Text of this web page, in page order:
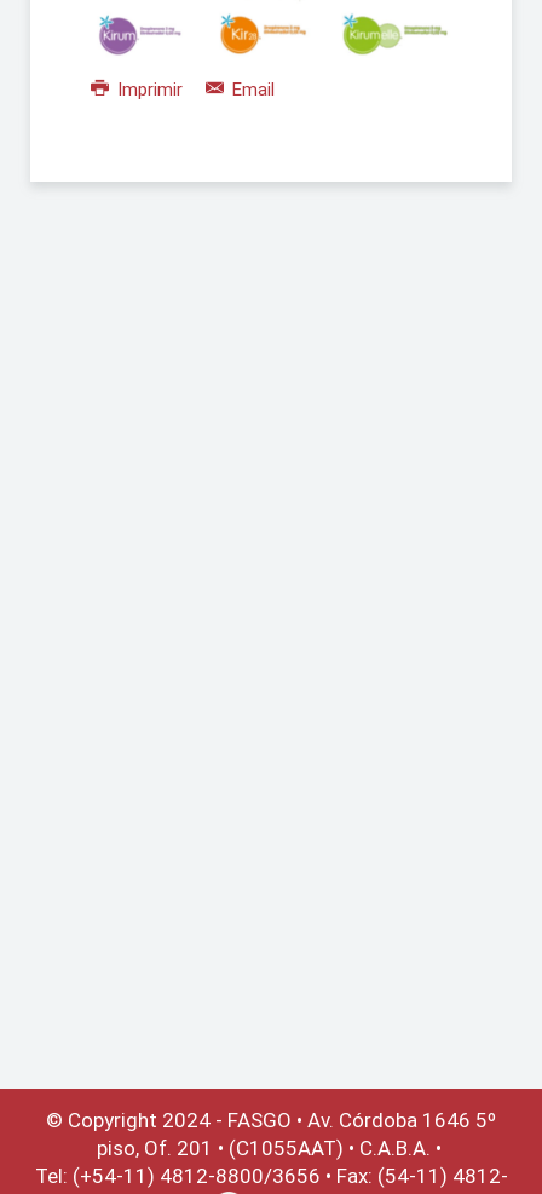
Imprimir Email
© Copyright 2024 - FASGO • Av. Córdoba 1646 5º
piso, Of. 201 • (C1055AAT) • C.A.B.A. •
Tel: (+54-11) 4812-8800/3656 • Fax: (54-11) 4812-